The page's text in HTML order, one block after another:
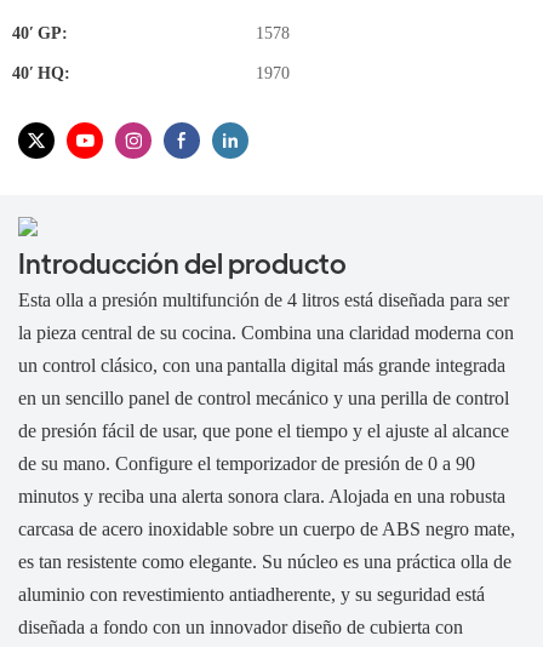
40′ GP: 1578
40′ HQ: 1970
Introducción del producto
Esta olla a presión multifunción de 4 litros está diseñada para ser
la pieza central de su cocina. Combina una claridad moderna con
un control clásico, con una pantalla digital más grande integrada
en un sencillo panel de control mecánico y una perilla de control
de presión fácil de usar, que pone el tiempo y el ajuste al alcance
de su mano. Configure el temporizador de presión de 0 a 90
minutos y reciba una alerta sonora clara. Alojada en una robusta
carcasa de acero inoxidable sobre un cuerpo de ABS negro mate,
es tan resistente como elegante. Su núcleo es una práctica olla de
aluminio con revestimiento antiadherente, y su seguridad está
diseñada a fondo con un innovador diseño de cubierta con